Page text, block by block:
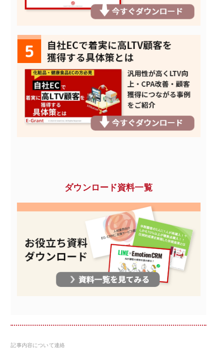
ダウンロード資料一覧
記事内容について連絡